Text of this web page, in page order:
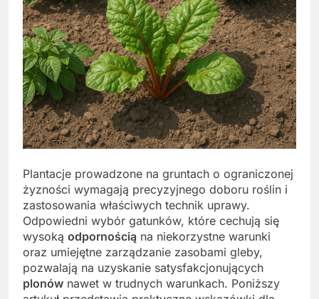
Plantacje prowadzone na gruntach o ograniczonej
żyzności wymagają precyzyjnego doboru roślin i
zastosowania właściwych technik uprawy.
Odpowiedni wybór gatunków, które cechują się
wysoką odpornością na niekorzystne warunki
oraz umiejętne zarządzanie zasobami gleby,
pozwalają na uzyskanie satysfakcjonujących
plonów nawet w trudnych warunkach. Poniższy